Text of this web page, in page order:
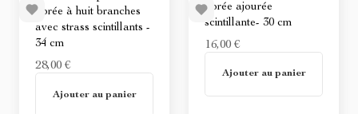
dorée à huit branches
avec strass scintillants -
34 cm
28,00 €
Non disponible
Ajouter au panier
dorée ajourée
scintillante- 30 cm
16,00 €
Non disponible
Ajouter au panier